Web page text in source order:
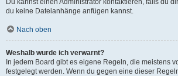
Du kannst einen Administrator kontaktieren, falls du
du keine Dateianhänge anfügen kannst.
Nach oben
Weshalb wurde ich verwarnt?
In jedem Board gibt es eigene Regeln, die meistens
festgelegt werden. Wenn du gegen eine dieser